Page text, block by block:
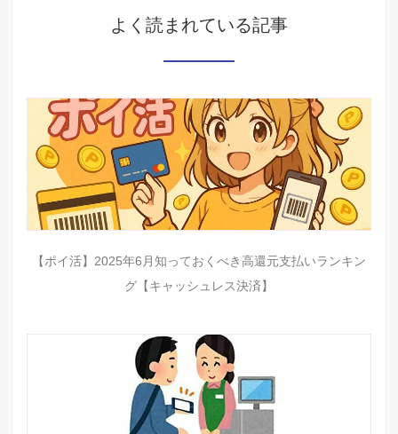
よく読まれている記事
【ポイ活】2025年6月知っておくべき高還元支払いランキン
グ【キャッシュレス決済】